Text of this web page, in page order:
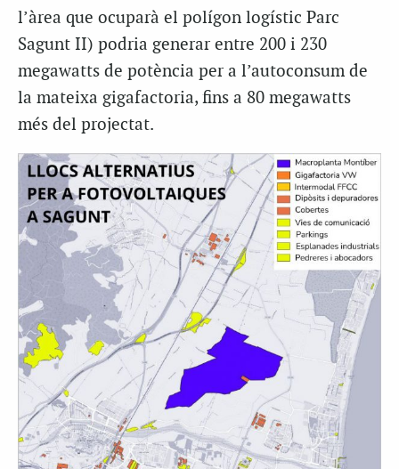
l’àrea que ocuparà el polígon logístic Parc
Sagunt II) podria generar entre 200 i 230
megawatts de potència per a l’autoconsum de
la mateixa gigafactoria, fins a 80 megawatts
més del projectat.